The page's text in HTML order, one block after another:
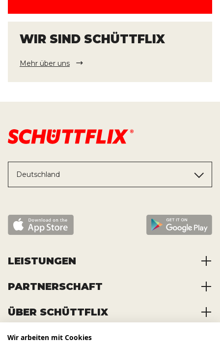
WIR SIND SCHÜTTFLIX
Mehr über uns
Deutschland
LEISTUNGEN
Baustoffe kaufen
Container mieten
Transporte bestellen
PARTNERSCHAFT
Zusammenarbeit
Registrierung
ÜBER SCHÜTTFLIX
Über das Unternehmen
Wir arbeiten mit Cookies